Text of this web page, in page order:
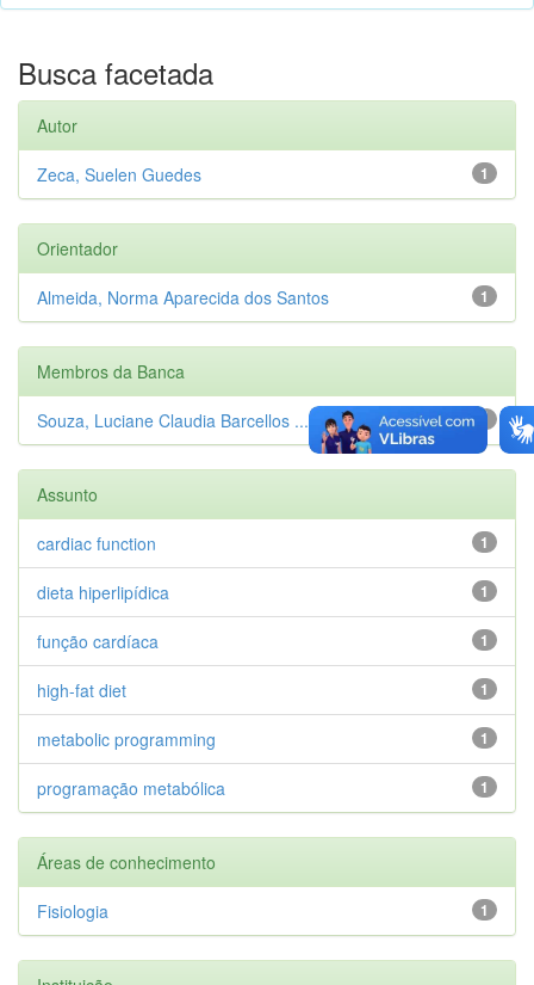
Busca facetada
Autor
1
Zeca, Suelen Guedes
Orientador
1
Almeida, Norma Aparecida dos Santos
Membros da Banca
1
Souza, Luciane Claudia Barcellos ...
Assunto
1
cardiac function
1
dieta hiperlipídica
1
função cardíaca
1
high-fat diet
1
metabolic programming
1
programação metabólica
Áreas de conhecimento
1
Fisiologia